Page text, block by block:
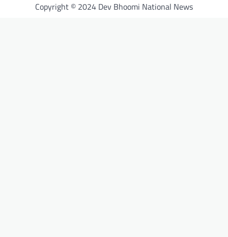
Copyright © 2024 Dev Bhoomi National News